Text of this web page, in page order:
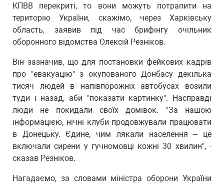
КПВВ перекриті, то вони можуть потрапити на
територію України, скажімо, через Харківську
область, заявив під час брифінгу очільник
оборонного відомства Олексій Резніков.
Він зазначив, що для постановки фейкових кадрів
про "евакуацію" з окупованого Донбасу декілька
тисяч людей в напівпорожніх автобусах возили
туди і назад, аби "показати картинку". Насправді
люди не покидали своїх домівок. "За нашою
інформацією, нічні клуби продовжували працювати
в Донецьку. Єдине, чим лякали населення – це
включали сирени у гучномовці кожні 30 хвилин", -
сказав Резніков.
Нагадаємо, за словами міністра оборони України